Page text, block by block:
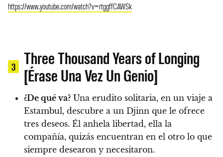
https://www.youtube.com/watch?v=rtggffCAWSk
3
Three Thousand Years of Longing
[Érase Una Vez Un Genio]
¿De qué va? Una erudito solitaria, en un viaje a
Estambul, descubre a un Djinn que le ofrece
tres deseos. Él anhela libertad, ella la
compañía, quizás encuentran en el otro lo que
siempre desearon y necesitaron.